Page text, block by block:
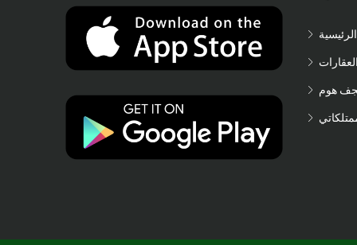
الرئيسية
العقارات
هوم